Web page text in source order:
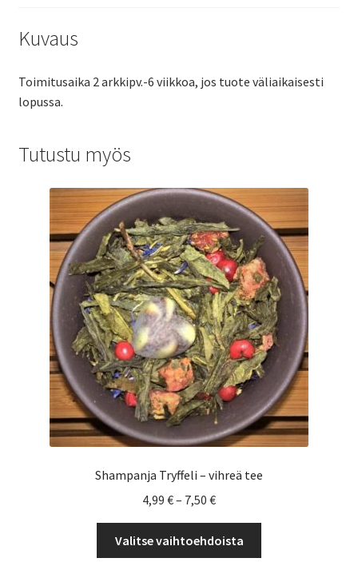
Kuvaus
Toimitusaika 2 arkkipv.-6 viikkoa, jos tuote väliaikaisesti
lopussa.
Tutustu myös
Shampanja Tryffeli – vihreä tee
4,99 €– 7,50 €Hintaluokka:
-
7,50 €
Valitse vaihtoehdoista